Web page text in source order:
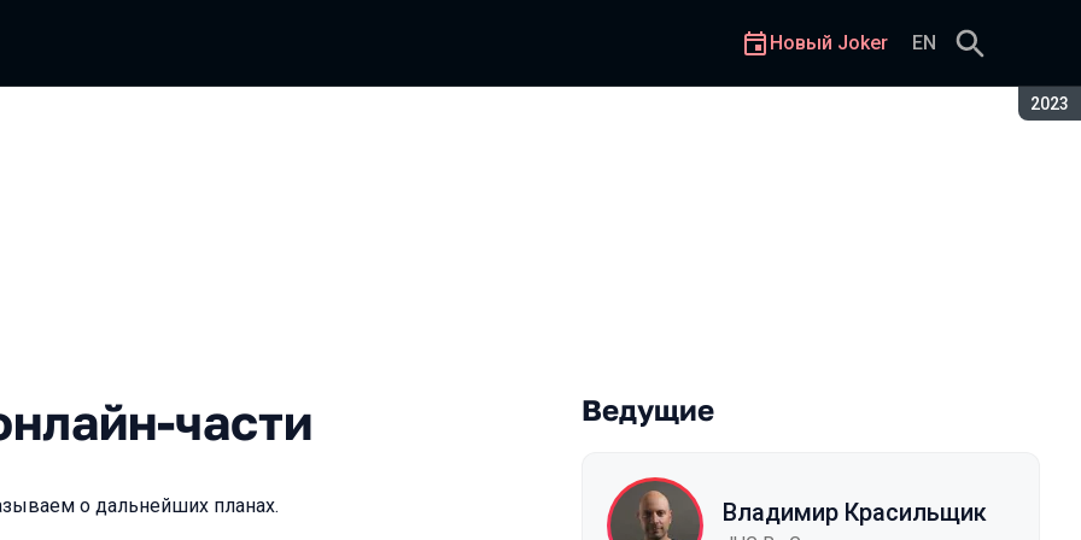
2023
Новый Joker EN
части
о дальнейших планах.
Ведущие
Владимир Красильщик